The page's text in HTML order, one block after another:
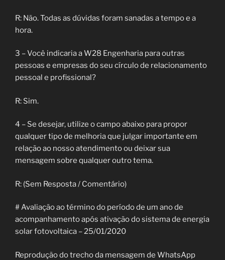
R: Não. Todas as dúvidas foram sanadas a tempo e a
hora.
3 – Você indicaria a W28 Engenharia para outras
pessoas e empresas do seu círculo de relacionamento
pessoal e profissional?
R: Sim.
4 – Se desejar, utilize o campo abaixo para propor
qualquer tipo de melhoria que julgar importante em
relação ao nosso atendimento ou deixar sua
mensagem sobre qualquer outro tema.
R: (Sem Resposta / Comentário)
# Avaliação ao término do período de um ano de
acompanhamento após ativação do sistema de energia
solar fotovoltaica – 25/01/2020
Reprodução do trecho da mensagem de WhatsApp